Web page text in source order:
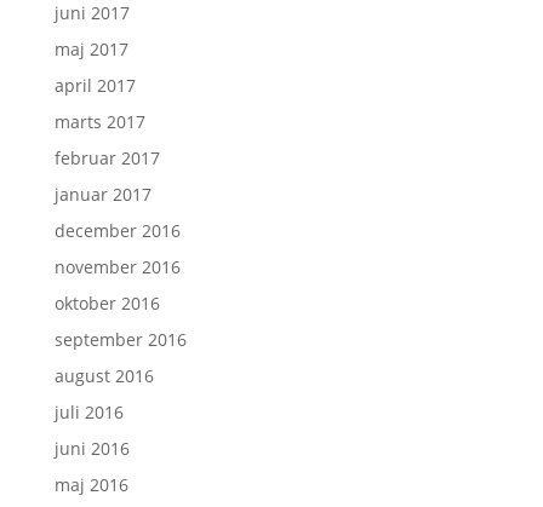
juni 2017
maj 2017
april 2017
marts 2017
februar 2017
januar 2017
december 2016
november 2016
oktober 2016
september 2016
august 2016
juli 2016
juni 2016
maj 2016